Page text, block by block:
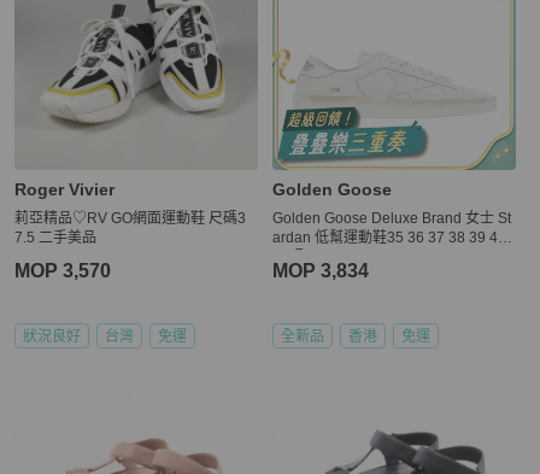
Roger Vivier
莉亞精品♡RV GO網面運動鞋 尺碼3
7.5 二手美品
MOP 3,570
狀況良好 台灣 免運
Golden Goose
Golden Goose Deluxe Brand 女士 St
ardan 低幫運動鞋35 36 37 38 39 40
MOP 3,834
全新品 香港 免運